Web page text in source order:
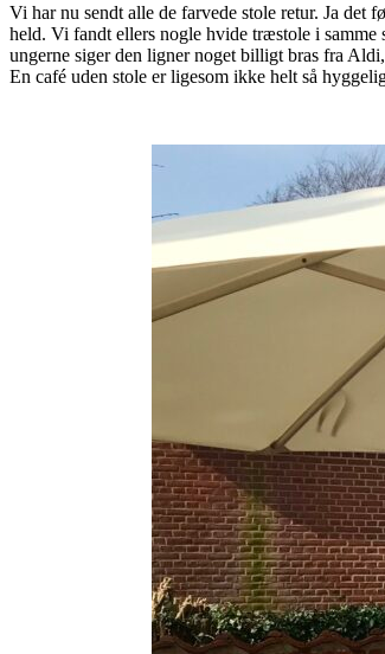
Vi har nu sendt alle de farvede stole retur. Ja det
held. Vi fandt ellers nogle hvide træstole i samme
ungerne siger den ligner noget billigt bras fra
En café uden stole er ligesom ikke helt så